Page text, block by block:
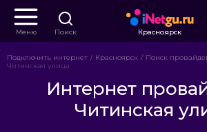
Меню Поиск Красноярск
Подключить интернет Красноярск
Поиск
Читинская улица
Интернет
Читинская